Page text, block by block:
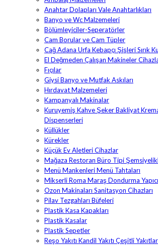
Anahtar Dolapları Vale Anahtarlıkları
Banyo ve Wc Malzemeleri
Bölümleyiciler-Seperatörler
Cam Borular ve Cam Tüpler
Cağ Adana Urfa Kebapçı Şişleri Sırık
El Değmeden Çalışan Makineler
Fıçılar
Giysi Banyo ve Mutfak Askıları
Hırdavat Malzemeleri
Kampanyalı Makinalar
Kuruyemiş Kahve Şeker Bakliyat
Dispenserleri
Küllükler
Kürekler
Küçük Ev Aletleri Cihazlar
Mağaza Restoran Büro Tipi
Menü Mankenleri Menü Tahtaları
Mikserli Roma Maraş Dondurma
Ozon Makinaları Sanitasyon Cihazları
Pilav Tezgahları Büfeleri
Plastik Kasa Kapakları
Plastik Kasalar
Plastik Sepetler
Reşo Yakıtı Kandil Yakıtı Çeşitli Yakıtlar